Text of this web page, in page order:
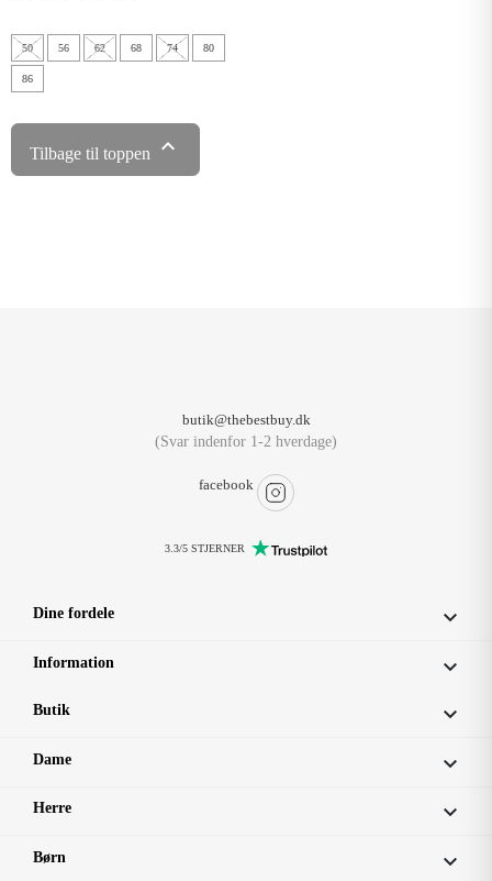
50 56 62 68 74 80
86
Tilbage til toppen 
butik@thebestbuy.dk
(Svar indenfor 1-2 hverdage)
facebook
3.3/5 STJERNER
Dine fordele 
Information 
Butik 
Dame 
Herre 
Børn 